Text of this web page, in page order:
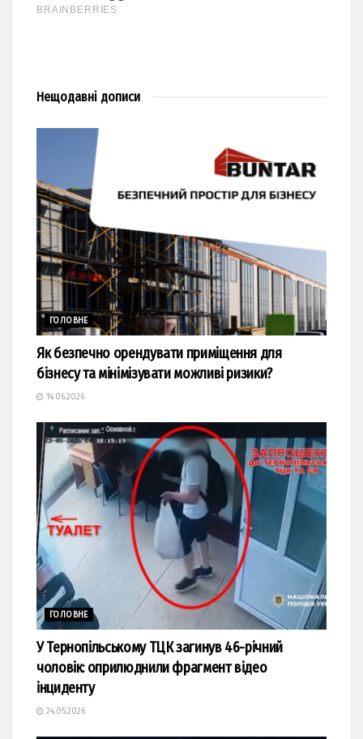
Нещодавні дописи
ГОЛОВНЕ
Як безпечно орендувати приміщення для
бізнесу та мінімізувати можливі ризики?
14.06.2026
ГОЛОВНЕ
У Тернопільському ТЦК загинув 46-річний
чоловік: оприлюднили фрагмент відео
інциденту
24.05.2026